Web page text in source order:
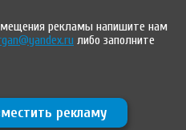
рекламы напишите нам
либо заполните
рекламу